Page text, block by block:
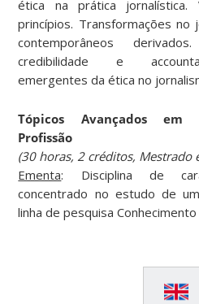
ética na prática jornalística.
princípios. Transformações no
contemporâneos derivados.
credibilidade e
emergentes da ética no
Tópicos Avançados em
Profissão
(30 horas, 2 créditos, Mestrado
Ementa: Disciplina de
concentrado no estudo de
linha de pesquisa